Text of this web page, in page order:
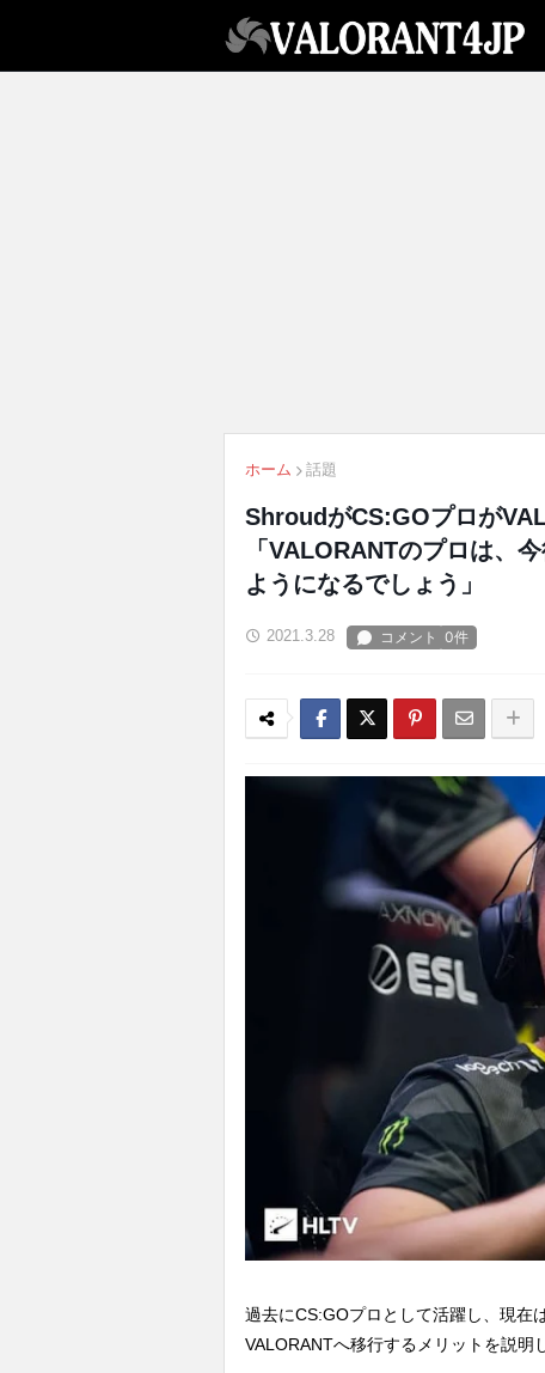
ホーム 話題
ShroudがCS:GOプロが
「VALORANTのプロは、
ようになるでしょう」
2021.3.28
過去にCS:GOプロとして活躍し、現在
VALORANTへ移行するメリットを説明